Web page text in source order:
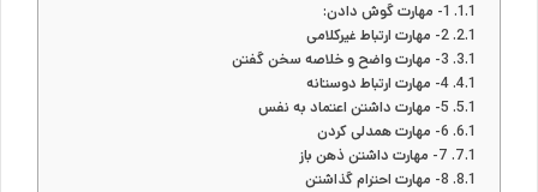
1- مهارت گوش دادن:
2- مهارت ارتباط غیرکلامی
3- مهارت واضح و خلاصه سخن گفتن
4- مهارت ارتباط دوستانه
5- مهارت داشتن اعتماد به نفس
6- مهارت همدلی کردن
7- مهارت داشتن ذهن باز
8- مهارت احترام گذاشتن